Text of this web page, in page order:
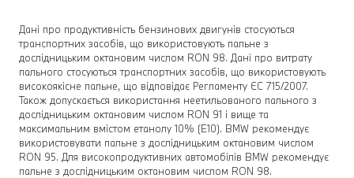
Дані про продуктивність бензинових двигунів стосуються
транспортних засобів, що використовують пальне з
дослідницьким октановим числом RON 98. Дані про витрату
пального стосуються транспортних засобів, що використовують
високоякісне пальне, що відповідає Регламенту ЄС 715/2007.
Також допускається використання неетильованого пального з
дослідницьким октановим числом RON 91 і вище та
максимальним вмістом етанолу 10% (E10). BMW рекомендує
використовувати пальне з дослідницьким октановим числом
RON 95. Для високопродуктивних автомобілів BMW рекомендує
пальне з дослідницьким октановим числом RON 98.